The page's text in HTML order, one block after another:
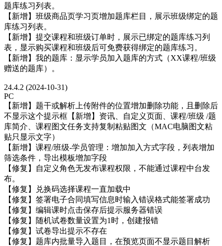
题库练习列表。
【新增】班级商品页学习页增加题库栏目，展示班级绑定的题
库练习列表。
【新增】提交课程和班级订单时，展示已绑定的题库练习列
表，显示购买课程和班级后可免费获得绑定的题库练习。
【新增】我的题库：显示学员加入题库的方式（XX课程/班级
赠送的题库）。
24.4.2 (2024-10-31)
PC
【新增】题干或解析上传附件的位置增加删除功能，且删除后
不显示这个提示框【新增】资讯、自定义页面、课程/班级 /题
库简介、课程图文任务支持复制粘贴图文（MAC电脑图文粘
贴只显示文字）
【新增】课程/班级-学员管理：增加加入方式字段，列表增加
筛选条件，导出模板增加字段
【修复】自定义角色无发布课程权限，不能通过课程中台发
布。
【修复】兑换码选择课程一直加载中
【修复】签署电子合同填写信息时输入错误格式能签署成功
【修复】编辑课时点击保存后提示服务器错误
【修复】随机试卷数量设置为1时，创建报错
【修复】试卷导出提示不存在
【修复】题库内批量导入题目，在预览页面不显示题目解析